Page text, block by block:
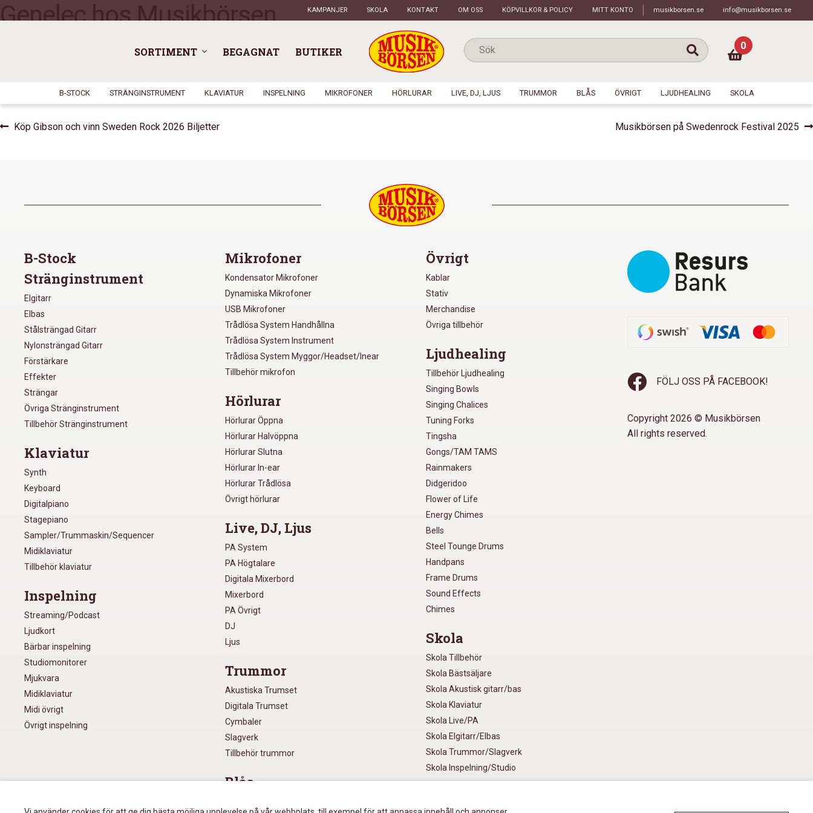
KAMPANJER SKOLA KONTAKT OM OSS KÖPVILLKOR & POLICY MITT KONTO musikborsen.se info@musikborsen.se
SORTIMENT BEGAGNAT BUTIKER 0
B-STOCK STRÄNGINSTRUMENT KLAVIATUR INSPELNING MIKROFONER HÖRLURAR LIVE, DJ, LJUS TRUMMOR BLÅS ÖVRIGT LJUDHEALING SKOLA
Genelec hos Musikbörsen
Inläggsnavigering
Föregående
Köp Gibson och vinn Sweden Rock 2026 Biljetter
Nästa
Musikbörsen på Swedenrock Festival 2025
B-Stock
Stränginstrument
Elgitarr
Elbas
Stålsträngad Gitarr
Nylonsträngad Gitarr
Förstärkare
Effekter
Strängar
Övriga Stränginstrument
Tillbehör Stränginstrument
Klaviatur
Synth
Keyboard
Digitalpiano
Stagepiano
Sampler/Trummaskin/Sequencer
Midiklaviatur
Tillbehör klaviatur
Inspelning
Streaming/Podcast
Ljudkort
Bärbar inspelning
Studiomonitorer
Mjukvara
Midiklaviatur
Midi övrigt
Övrigt inspelning
Mikrofoner
Kondensator Mikrofoner
Dynamiska Mikrofoner
USB Mikrofoner
Trådlösa System Handhållna
Trådlösa System Instrument
Trådlösa System Myggor/Headset/Inear
Tillbehör mikrofon
Hörlurar
Hörlurar Öppna
Hörlurar Halvöppna
Hörlurar Slutna
Hörlurar In-ear
Hörlurar Trådlösa
Övrigt hörlurar
Live, DJ, Ljus
PA System
PA Högtalare
Digitala Mixerbord
Mixerbord
PA Övrigt
DJ
Ljus
Trummor
Akustiska Trumset
Digitala Trumset
Cymbaler
Slagverk
Tillbehör trummor
Blås
Övrigt
Kablar
Stativ
Merchandise
Övriga tillbehör
Ljudhealing
Tillbehör Ljudhealing
Singing Bowls
Singing Chalices
Tuning Forks
Tingsha
Gongs/TAM TAMS
Rainmakers
Didgeridoo
Flower of Life
Energy Chimes
Bells
Steel Tounge Drums
Handpans
Frame Drums
Sound Effects
Chimes
Skola
Skola Tillbehör
Skola Bästsäljare
Skola Akustisk gitarr/bas
Skola Klaviatur
Skola Live/PA
Skola Elgitarr/Elbas
Skola Trummor/Slagverk
Skola Inspelning/Studio
FÖLJ OSS PÅ FACEBOOK!
Copyright 2026 © Musikbörsen
All rights reserved.